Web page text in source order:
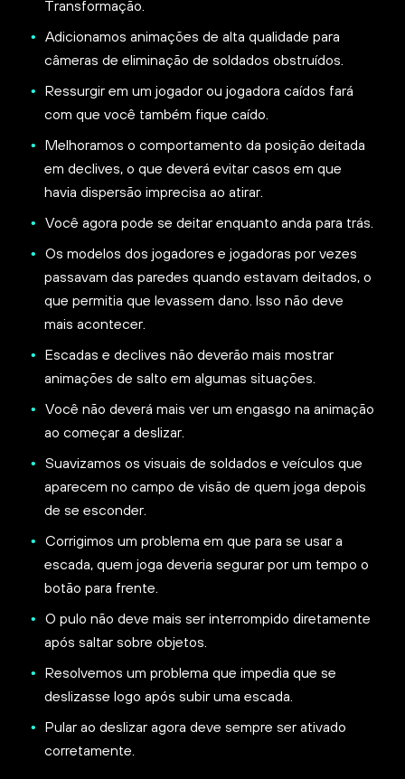
Transformação.
Adicionamos animações de alta qualidade para
câmeras de eliminação de soldados obstruídos.
Ressurgir em um jogador ou jogadora caídos fará
com que você também fique caído.
Melhoramos o comportamento da posição deitada
em declives, o que deverá evitar casos em que
havia dispersão imprecisa ao atirar.
Você agora pode se deitar enquanto anda para trás.
Os modelos dos jogadores e jogadoras por vezes
passavam das paredes quando estavam deitados, o
que permitia que levassem dano. Isso não deve
mais acontecer.
Escadas e declives não deverão mais mostrar
animações de salto em algumas situações.
Você não deverá mais ver um engasgo na animação
ao começar a deslizar.
Suavizamos os visuais de soldados e veículos que
aparecem no campo de visão de quem joga depois
de se esconder.
Corrigimos um problema em que para se usar a
escada, quem joga deveria segurar por um tempo o
botão para frente.
O pulo não deve mais ser interrompido diretamente
após saltar sobre objetos.
Resolvemos um problema que impedia que se
deslizasse logo após subir uma escada.
Pular ao deslizar agora deve sempre ser ativado
corretamente.